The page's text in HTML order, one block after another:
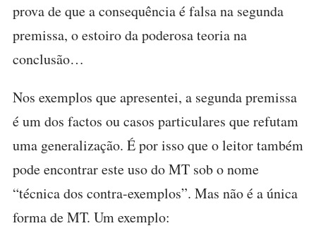
prova de que a consequência é falsa na segunda
premissa, o estoiro da poderosa teoria na
conclusão…
Nos exemplos que apresentei, a segunda premissa
é um dos factos ou casos particulares que refutam
uma generalização. É por isso que o leitor também
pode encontrar este uso do MT sob o nome
“técnica dos contra-exemplos”. Mas não é a única
forma de MT. Um exemplo: